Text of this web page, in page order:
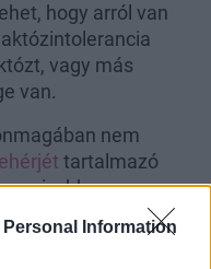
Information
hogy arról van
vagy más
van.
nem
tartalmazó
ebben az
természetes módon